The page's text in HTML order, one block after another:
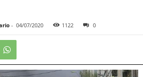
- 04/07/2020 1122 0